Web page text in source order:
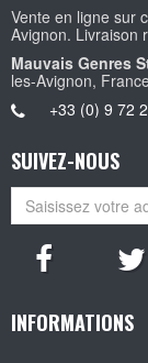
Vente en ligne sur
Avignon. Livraison
Mauvais Genres
les-Avignon,
+33 (0) 9 72
SUIVEZ-NOUS
INFORMATIONS